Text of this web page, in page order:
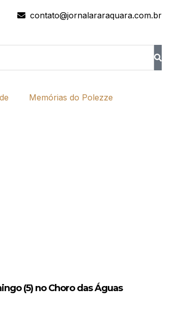
contato@jornalararaquara.com.br
Memórias do Polezze
(5) no Choro das Águas